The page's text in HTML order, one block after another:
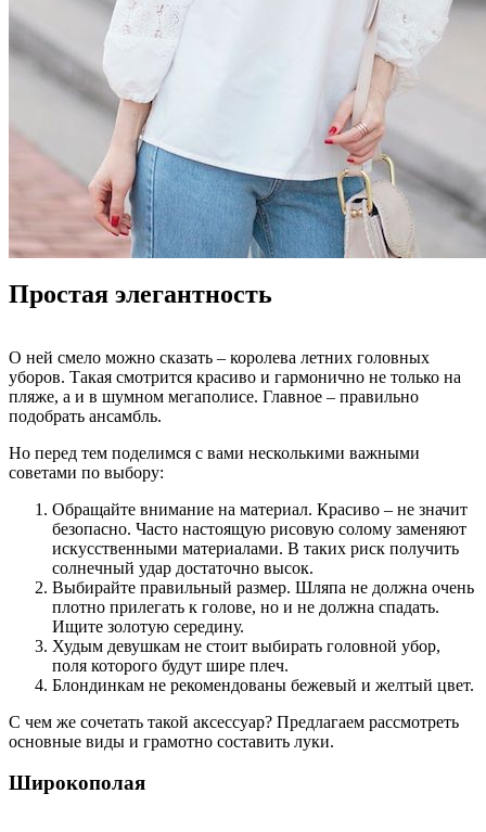
Простая элегантность
О ней смело можно сказать – королева летних головных
уборов. Такая смотрится красиво и гармонично не только на
пляже, а и в шумном мегаполисе. Главное – правильно
подобрать ансамбль.
Но перед тем поделимся с вами несколькими важными
советами по выбору:
Обращайте внимание на материал. Красиво – не значит
безопасно. Часто настоящую рисовую солому заменяют
искусственными материалами. В таких риск получить
солнечный удар достаточно высок.
Выбирайте правильный размер. Шляпа не должна очень
плотно прилегать к голове, но и не должна спадать.
Ищите золотую середину.
Худым девушкам не стоит выбирать головной убор,
поля которого будут шире плеч.
Блондинкам не рекомендованы бежевый и желтый цвет.
С чем же сочетать такой аксессуар? Предлагаем рассмотреть
основные виды и грамотно составить луки.
Широкополая